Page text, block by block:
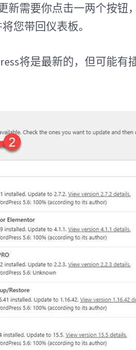
新需要你点击一两个按
您带回仪表板。
将是最新的，但可能